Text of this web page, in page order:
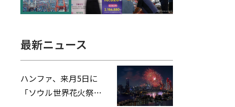
最新ニュース
ハンファ、来月5日に
「ソウル世界花火祭り